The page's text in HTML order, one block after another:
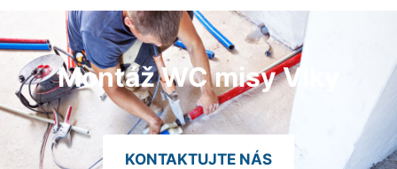
Montáž WC misy Vlky
KONTAKTUJTE NÁS